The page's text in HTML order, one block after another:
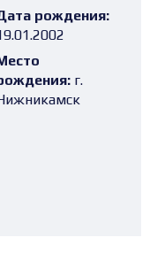
рождения:
г.